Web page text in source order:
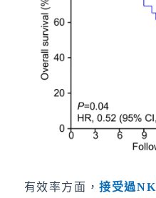
有效率方面，接受過NK